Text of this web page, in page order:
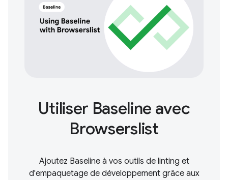
Utiliser Baseline avec
Browserslist
Ajoutez Baseline à vos outils de linting et
d'empaquetage de développement grâce aux